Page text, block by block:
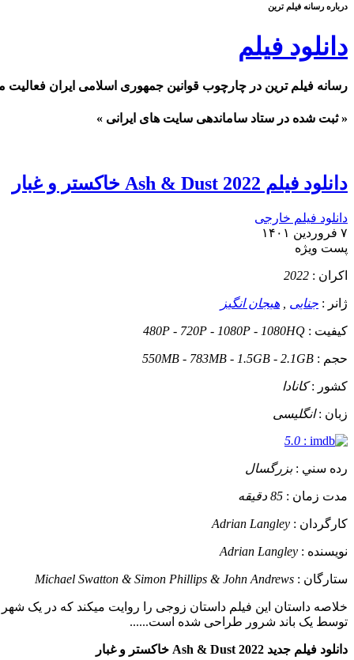
درباره رسانه فيلم ترين
دانلود فیلم
رسانه فیلم ترین در چارچوب قوانین جمهوری اسلامی ایران فعالیت
« ثبت شده در ستاد ساماندهی سایت های ایرانی »
دانلود فیلم Ash & Dust 2022 خاکستر و غبار
دانلود فیلم خارجی
۷ فروردین ۱۴۰۱
پست ويژه
اکران : 2022
ژانر : جنایی هیجان انگیز
کيفيت : 480P - 720P - 1080P - 1080HQ
حجم : 550MB - 783MB - 1.5GB - 2.1GB
کشور :کانادا
زبان :انگلیسی
:
5.0
رده سني :بزرگسال
مدت زمان : 85 دقیقه
کارگردان : Adrian Langley
نويسنده : Adrian Langley
ستارگان : Michael Swatton & Simon Phillips & John Andrews
خلاصه داستان این فیلم داستان زوجی را روایت میکند که در یک
توسط یک باند شرور طراحی شده است......
دانلود فیلم جدید Ash & Dust 2022 خاکستر و غبار